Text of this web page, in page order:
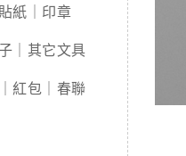
紙｜印章
｜其它文具
紅包｜春聯